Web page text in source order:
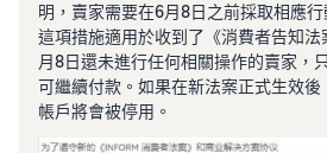
明，賣家需要在6月8日之前採取相應行
這項措施適用於收到了《消費者告知
月8日還未進行任何相關操作的賣家，
可繼續付款。如果在新法案正式生效
帳戶將會被停用。